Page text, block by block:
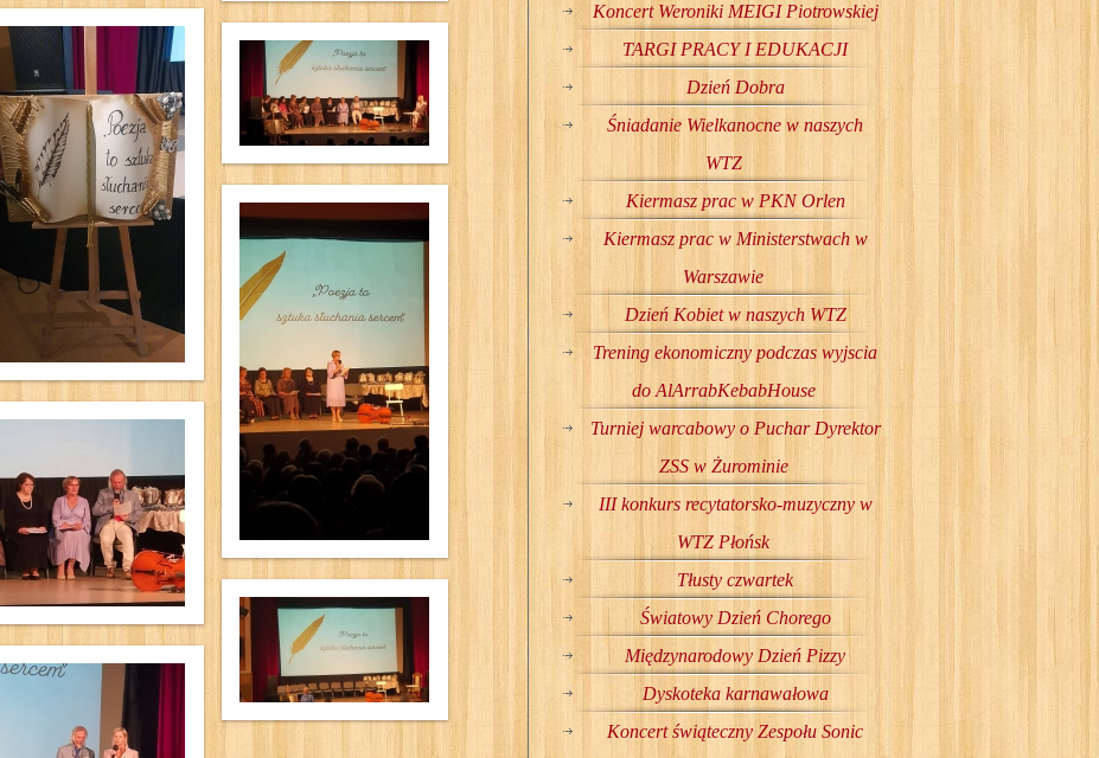
Koncert Weroniki MEIGI Piotrowskiej
TARGI PRACY I EDUKACJI
Dzień Dobra
Śniadanie Wielkanocne w naszych
WTZ
Kiermasz prac w PKN Orlen
Kiermasz prac w Ministerstwach w
Warszawie
Dzień Kobiet w naszych WTZ
Trening ekonomiczny podczas wyjscia
do AlArrabKebabHouse
Turniej warcabowy o Puchar Dyrektor
ZSS w Żurominie
III konkurs recytatorsko-muzyczny w
WTZ Płońsk
Tłusty czwartek
Światowy Dzień Chorego
Międzynarodowy Dzień Pizzy
Dyskoteka karnawałowa
Koncert świąteczny Zespołu Sonic